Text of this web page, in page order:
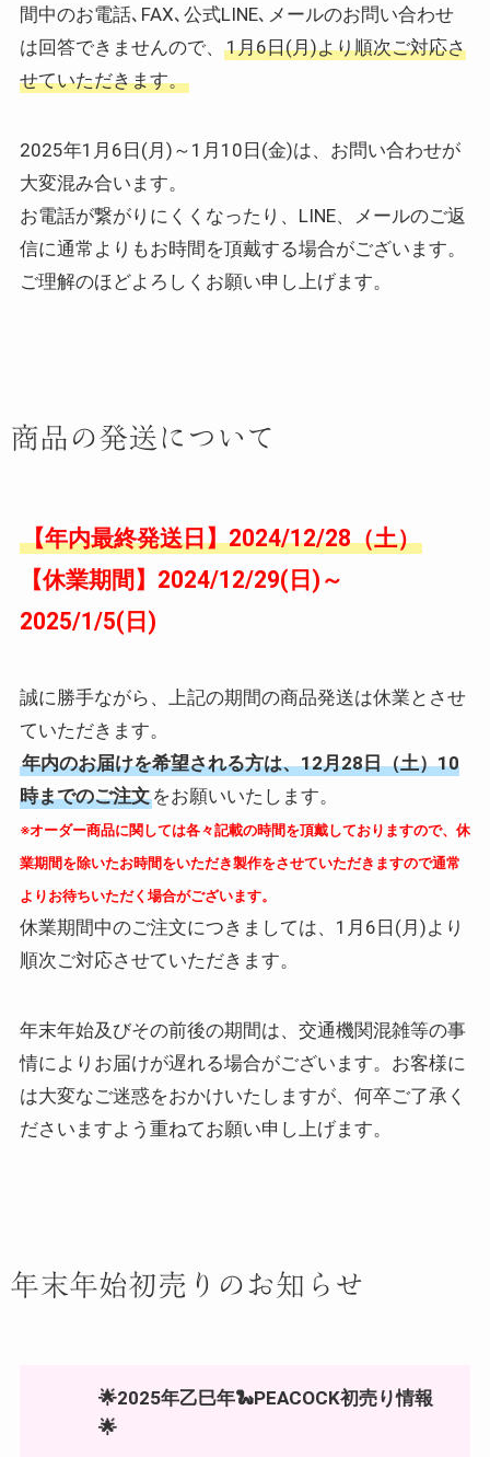
間中のお電話､FAX､公式LINE､メールのお問い合わせ
は回答できませんので、 1月6日(月)より順次ご対応さ
せていただきます。
2025年1月6日(月)～1月10日(金)は、お問い合わせが
大変混み合います。
お電話が繋がりにくくなったり、LINE、メールのご返
信に通常よりもお時間を頂戴する場合がございます。
ご理解のほどよろしくお願い申し上げます。
商品の発送について
【年内最終発送日】2024/12/28（土）
【休業期間】2024/12/29(日)～
2025/1/5(日)
誠に勝手ながら、上記の期間の商品発送は休業とさせ
ていただきます。
年内のお届けを希望される方は、12月28日（土）10
時までのご注文をお願いいたします。
※オーダー商品に関しては各々記載の時間を頂戴しておりますので、休
業期間を除いたお時間をいただき製作をさせていただきますので通常
よりお待ちいただく場合がございます。
休業期間中のご注文につきましては、1月6日(月)より
順次ご対応させていただきます。
年末年始及びその前後の期間は、交通機関混雑等の事
情によりお届けが遅れる場合がございます。お客様に
は大変なご迷惑をおかけいたしますが、何卒ご了承く
ださいますよう重ねてお願い申し上げます。
年末年始初売りのお知らせ
🌟2025年乙巳年🐍PEACOCK初売り情報
🌟